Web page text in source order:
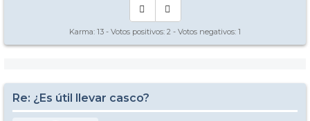
Karma: 13 - Votos positivos: 2 - Votos negativos: 1
Re: ¿Es útil llevar casco?